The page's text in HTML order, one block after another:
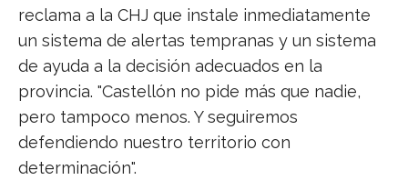
reclama a la CHJ que instale inmediatamente
un sistema de alertas tempranas y un sistema
de ayuda a la decisión adecuados en la
provincia. "Castellón no pide más que nadie,
pero tampoco menos. Y seguiremos
defendiendo nuestro territorio con
determinación".